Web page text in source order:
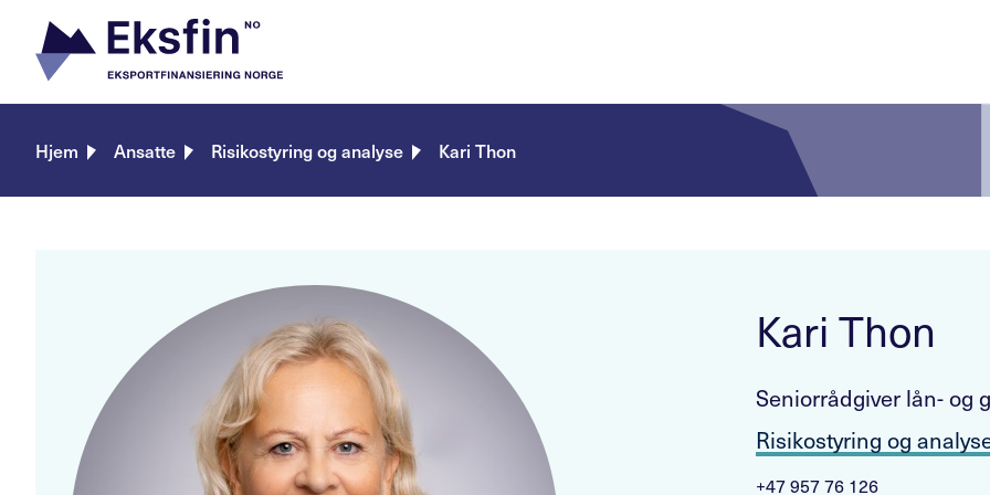
content
Hjem Ansatte Risikostyring og analyse Kari Thon
Kari Thon
Seniorrådgiver lån- og
Risikostyring og
+47 957 76 126